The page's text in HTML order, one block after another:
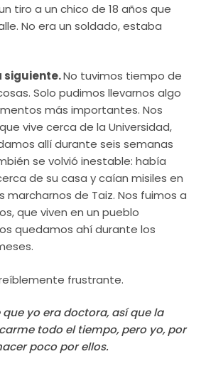
tiro a un chico de 18 años que
No era un soldado, estaba
siguiente.No tuvimos tiempo de
Solo pudimos llevarnos algo
más importantes. Nos
vive cerca de la Universidad,
allí durante seis semanas
se volvió inestable: había
de su casa y caían misiles en
marcharnos de Taiz. Nos fuimos a
que viven en un pueblo
quedamos ahí durante los
frustrante.
que yo era doctora, así que la
todo el tiempo, pero yo, por
poco por ellos.